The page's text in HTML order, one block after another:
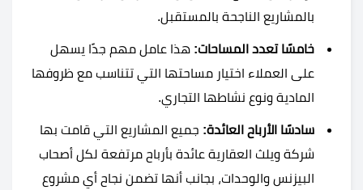
بالمشاريع الناجحة بالمستقبل.
خامسًا تعدد المساحات: هذا عامل مهم جدًا يسهل
على العملاء اختيار مساحتها التي تتناسب مع ظروفها
المادية ونوع نشاطها التجاري.
سادسًا الأرباح العائدة: جميع المشاريع التي قامت بها
شركة ويلث العقارية عائدة بأرباح مرتفعة لكل أصحاب
البيزنس والوحدات، بجانب أنها تضمن نجاح أي مشروع